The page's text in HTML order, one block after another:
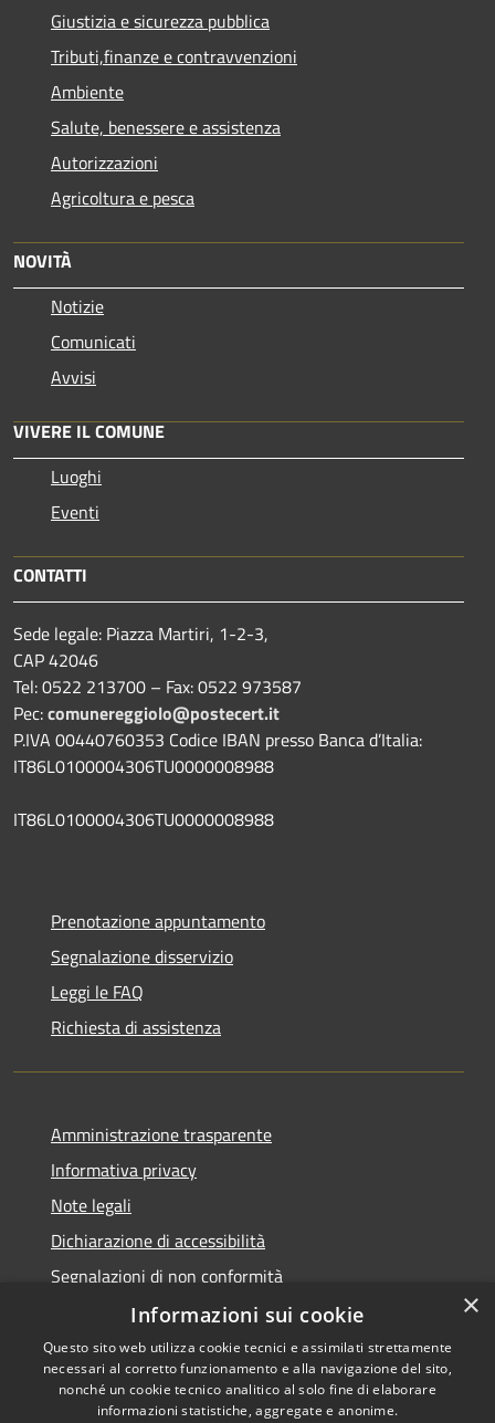
Giustizia e sicurezza pubblica
Tributi,finanze e contravvenzioni
Ambiente
Salute, benessere e assistenza
Autorizzazioni
Agricoltura e pesca
NOVITÀ
Notizie
Comunicati
Avvisi
VIVERE IL COMUNE
Luoghi
Eventi
CONTATTI
Sede legale: Piazza Martiri, 1-2-3,
CAP 42046
Tel: 0522 213700 – Fax: 0522 973587
Pec:comunereggiolo@postecert.it
P.IVA 00440760353 Codice IBAN presso Banca d’Italia:
IT86L0100004306TU0000008988
IT86L0100004306TU0000008988
Prenotazione appuntamento
Segnalazione disservizio
Leggi le FAQ
Richiesta di assistenza
Amministrazione trasparente
Informativa privacy
Note legali
Dichiarazione di accessibilità
Segnalazioni di non conformità
Accessibilità
Copyright © 2026 • Comune di
Reggiolo • Powered by
×
Informazioni sui cookie
Questo sito web utilizza cookie tecnici e assimilati strettamente
necessari al corretto funzionamento e alla navigazione del sito,
nonché un cookie tecnico analitico al solo fine di elaborare
informazioni statistiche, aggregate e anonime.